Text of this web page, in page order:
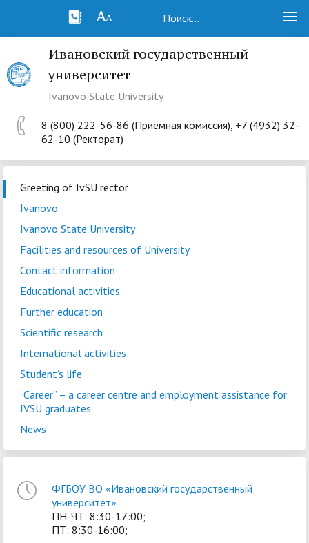
Ивановский государственный
университет
Ivanovo State University
8 (800) 222-56-86 (Приемная комиссия), +7 (4932) 32-
62-10 (Ректорат)
Greeting of IvSU rector
Ivanovo
Ivanovo State University
Facilities and resources of University
Contact information
Educational activities
Further education
Scientific research
International activities
Student’s life
“Career” – a сareer centre and employment assistance for
IVSU graduates
News
ФГБОУ ВО «Ивановский государственный
университет»
ПН-ЧТ: 8:30-17:00;
ПТ: 8:30-16:00;